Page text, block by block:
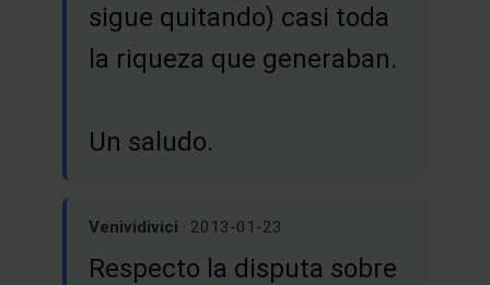
sigue quitando) casi toda
la riqueza que generaban.
Un saludo.
Venividivici · 2013-01-23
Respecto la disputa sobre